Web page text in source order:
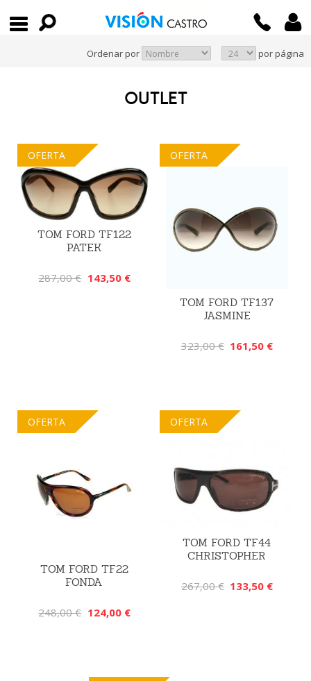
Ordenar por por página
OUTLET
OFERTA
TOM FORD TF122
PATEK
287,00 € 143,50 €
OFERTA
TOM FORD TF137
JASMINE
323,00 € 161,50 €
OFERTA
TOM FORD TF22
FONDA
248,00 € 124,00 €
OFERTA
TOM FORD TF44
CHRISTOPHER
267,00 € 133,50 €